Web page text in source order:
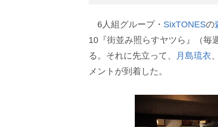
6人組グループ・ SixTONESの
10『街並み照らすヤツら』（
る。それに先立って、
月島琉衣、
メントが到着した。